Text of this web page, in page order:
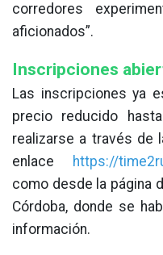
corredores
aficionados”.
Inscripciones
Las inscripciones ya
precio reducido
realizarse a través de
enlace https://
como desde la página
Córdoba, donde se
información.